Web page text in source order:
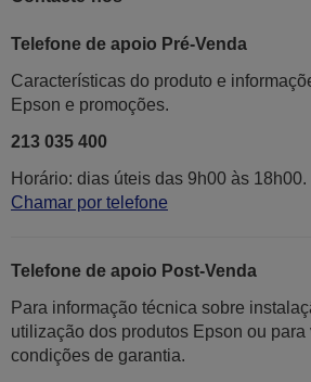
Telefone de apoio Pré-Venda
Características do produto e
Epson e promoções.
213 035 400
Horário: dias úteis das 9h00 às 18h00.
Chamar por telefone
Telefone de apoio Post-Venda
Para informação técnica sobre
utilização dos produtos Epson ou
condições de garantia.